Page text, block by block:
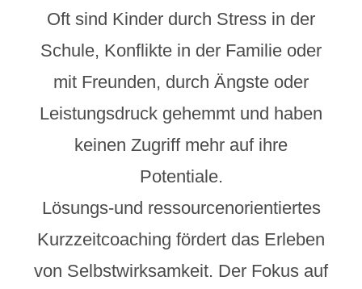
Oft sind Kinder durch Stress in der
Schule, Konflikte in der Familie oder
mit Freunden, durch Ängste oder
Leistungsdruck gehemmt und haben
keinen Zugriff mehr auf ihre
Potentiale.
Lösungs-und ressourcenorientiertes
Kurzzeitcoaching fördert das Erleben
von Selbstwirksamkeit. Der Fokus auf